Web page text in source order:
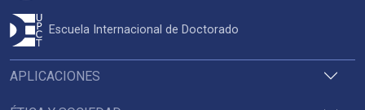
APLICACIONES
Escuela Internacional de Doctorado